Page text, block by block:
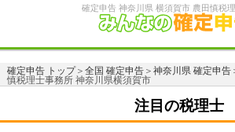
確定申告 神奈川県 横須賀市 農田慎税
確定申告 トップ＞ 全国 確定申告＞ 神奈川県 確定申告
慎税理士事務所 神奈川県横須賀市
注目の税理士